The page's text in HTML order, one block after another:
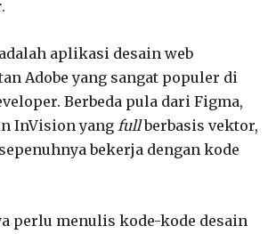
.
aplikasi desain web
Adobe yang sangat populer di
Berbeda pula dari Figma,
InVision yang fullberbasis vektor,
bekerja dengan kode
perlu menulis kode-kode desain